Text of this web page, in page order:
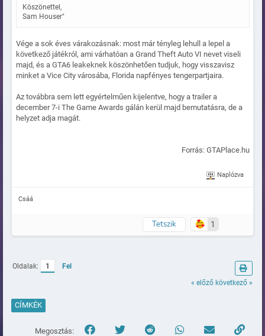
Köszönettel,
Sam Houser"
Vége a sok éves várakozásnak: most már tényleg lehull a lepel a
következő játékról, ami várhatóan a Grand Theft Auto VI nevet viseli
majd, és a GTA6 leakeknek köszönhetően tudjuk, hogy visszavisz
minket a Vice City városába, Florida napfényes tengerpartjaira.
Az továbbra sem lett egyértelműen kijelentve, hogy a trailer a
december 7-i The Game Awards gálán kerül majd bemutatásra, de a
helyzet adja magát.
Forrás: GTAPlace.hu
Naplózva
Csáá
Tetszik 1
Oldalak: 1
Fel
« előző következő »
CÍMKÉK
Megosztás: